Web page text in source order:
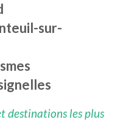
sur-
destinations les plus